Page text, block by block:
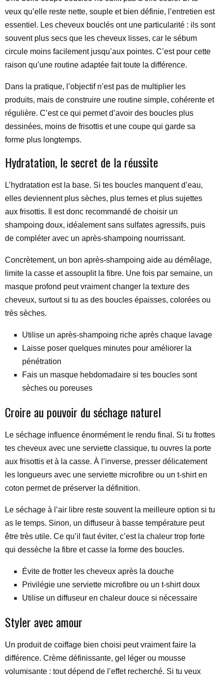
veux qu’elle reste nette, souple et bien définie, l’entretien est
essentiel. Les cheveux bouclés ont une particularité : ils sont
souvent plus secs que les cheveux lisses, car le sébum
circule moins facilement jusqu’aux pointes. C’est pour cette
raison qu’une routine adaptée fait toute la différence.
Dans la pratique, l’objectif n’est pas de multiplier les
produits, mais de construire une routine simple, cohérente et
régulière. C’est ce qui permet d’avoir des boucles plus
dessinées, moins de frisottis et une coupe qui garde sa
forme plus longtemps.
Hydratation, le secret de la réussite
L’hydratation est la base. Si tes boucles manquent d’eau,
elles deviennent plus sèches, plus ternes et plus sujettes
aux frisottis. Il est donc recommandé de choisir un
shampoing doux, idéalement sans sulfates agressifs, puis
de compléter avec un après-shampoing nourrissant.
Concrètement, un bon après-shampoing aide au démêlage,
limite la casse et assouplit la fibre. Une fois par semaine, un
masque profond peut vraiment changer la texture des
cheveux, surtout si tu as des boucles épaisses, colorées ou
très sèches.
Utilise un après-shampoing riche après chaque lavage
Laisse poser quelques minutes pour améliorer la
pénétration
Fais un masque hebdomadaire si tes boucles sont
sèches ou poreuses
Croire au pouvoir du séchage naturel
Le séchage influence énormément le rendu final. Si tu frottes
tes cheveux avec une serviette classique, tu ouvres la porte
aux frisottis et à la casse. À l’inverse, presser délicatement
les longueurs avec une serviette microfibre ou un t-shirt en
coton permet de préserver la définition.
Le séchage à l’air libre reste souvent la meilleure option si tu
as le temps. Sinon, un diffuseur à basse température peut
être très utile. Ce qu’il faut éviter, c’est la chaleur trop forte
qui dessèche la fibre et casse la forme des boucles.
Évite de frotter les cheveux après la douche
Privilégie une serviette microfibre ou un t-shirt doux
Utilise un diffuseur en chaleur douce si nécessaire
Styler avec amour
Un produit de coiffage bien choisi peut vraiment faire la
différence. Crème définissante, gel léger ou mousse
volumisante : tout dépend de l’effet recherché. Si tu veux